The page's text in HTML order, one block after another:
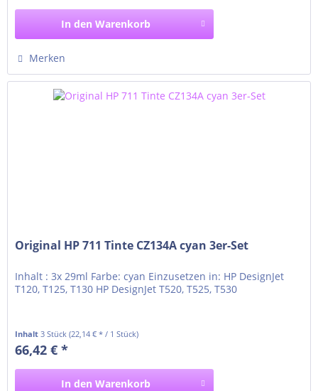
In den Warenkorb
Merken
Original HP 711 Tinte CZ134A cyan 3er-Set
Inhalt : 3x 29ml Farbe: cyan Einzusetzen in: HP DesignJet
T120, T125, T130 HP DesignJet T520, T525, T530
Inhalt 3 Stück(22,14 € * / 1 Stück)
66,42 € *
In den Warenkorb